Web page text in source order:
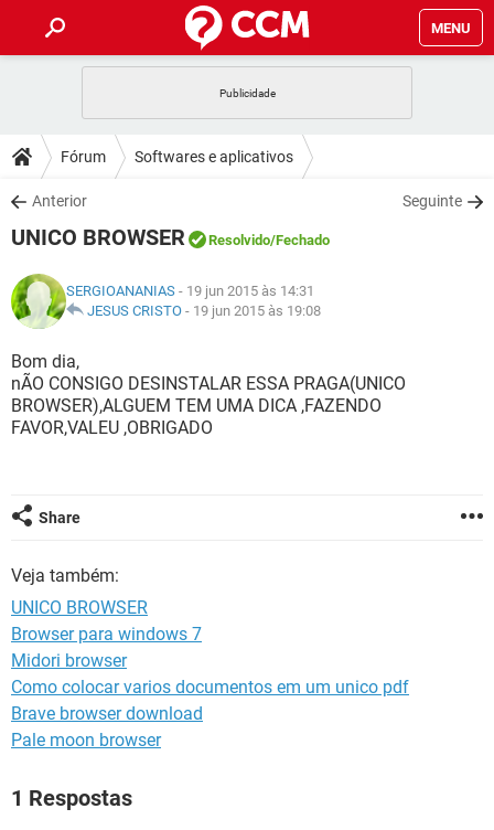
MENU
CELULAR FACEBOOK
OUTLOOK
INSTAGRAM GMAIL
GUIA DE COMPRAS
DICAS
JOGOS WHATSAPP
INSTAGRAM GMAIL
GUIA DE COMPRAS
DOWNLOADS
JOGOS WHATSAPP
CELULAR
OUTLOOK EXCEL
INSTAGRAM
GUIA DE COMPRAS
JOGOS WHATSAPP
CELULAR
OUTLOOK
INSTAGRAM GMAIL
GLOSSÁRIO
JOGOS
CELULAR FACEBOOK
OUTLOOK
GUIA DE COMPRAS
Fórum Softwares e aplicativos
Anterior Seguinte
UNICO BROWSER Resolvido/Fechado
SERGIOANANIAS - 19 jun 2015 às 14:31
JESUS CRISTO - 19 jun 2015 às 19:08
Bom dia,
nÃO CONSIGO DESINSTALAR ESSA PRAGA(UNICO
BROWSER),ALGUEM TEM UMA DICA ,FAZENDO
FAVOR,VALEU ,OBRIGADO
Share
Veja também:
UNICO BROWSER
Browser para windows 7
Midori browser
Como colocar varios documentos em um unico pdf
Brave browser download
Pale moon browser
1 Respostas